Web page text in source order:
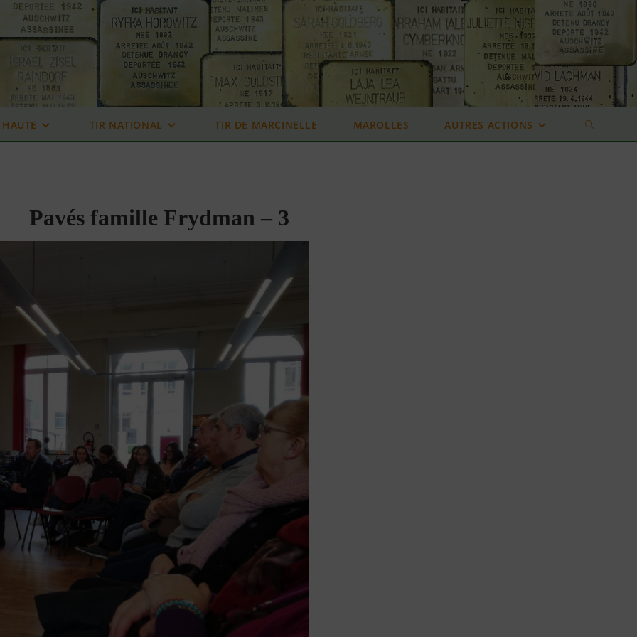
HAUTE TIR NATIONAL TIR DE MARCINELLE MAROLLES AUTRES ACTIONS TOGGLE
Pavés famille Frydman – 3